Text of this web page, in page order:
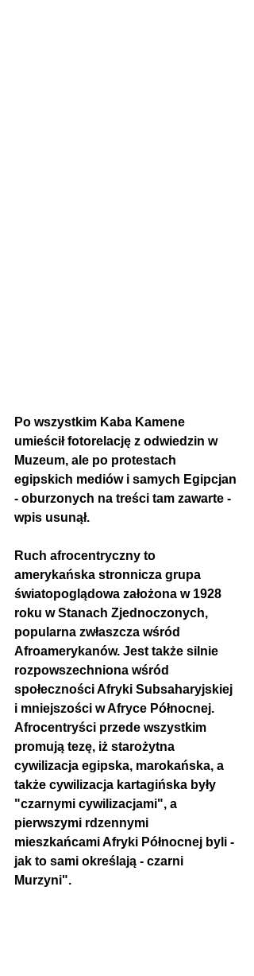
Po wszystkim Kaba Kamene
umieścił fotorelację z odwiedzin w
Muzeum, ale po protestach
egipskich mediów i samych Egipcjan
- oburzonych na treści tam zawarte -
wpis usunął.
Ruch afrocentryczny to
amerykańska stronnicza grupa
światopoglądowa założona w 1928
roku w Stanach Zjednoczonych,
popularna zwłaszcza wśród
Afroamerykanów. Jest także silnie
rozpowszechniona wśród
społeczności Afryki Subsaharyjskiej
i mniejszości w Afryce Północnej.
Afrocentryści przede wszystkim
promują tezę, iż starożytna
cywilizacja egipska, marokańska, a
także cywilizacja kartagińska były
"czarnymi cywilizacjami", a
pierwszymi rdzennymi
mieszkańcami Afryki Północnej byli -
jak to sami określają - czarni
Murzyni".